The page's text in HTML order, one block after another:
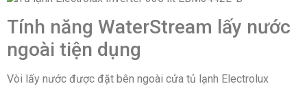
nghệ
kháng
khuẩn,
khử
bỏ mùi khó
chịu
Tính năng WaterStream lấy nước
ngoài tiện dụng
Vòi lấy nước được đặt bên ngoài cửa tủ lạnh Electrolux